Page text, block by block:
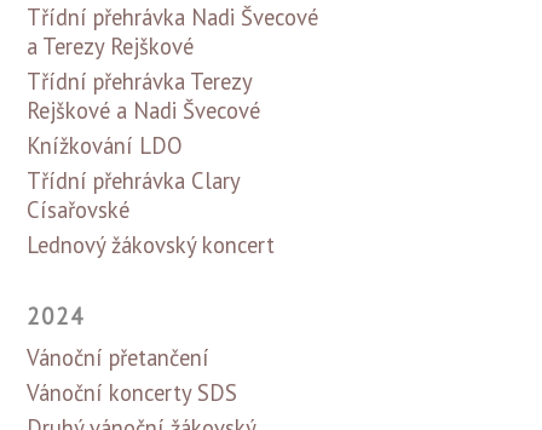
Třídní přehrávka Nadi Švecové
a Terezy Rejškové
Třídní přehrávka Terezy
Rejškové a Nadi Švecové
Knížkování LDO
Třídní přehrávka Clary
Císařovské
Lednový žákovský koncert
2024
Vánoční přetančení
Vánoční koncerty SDS